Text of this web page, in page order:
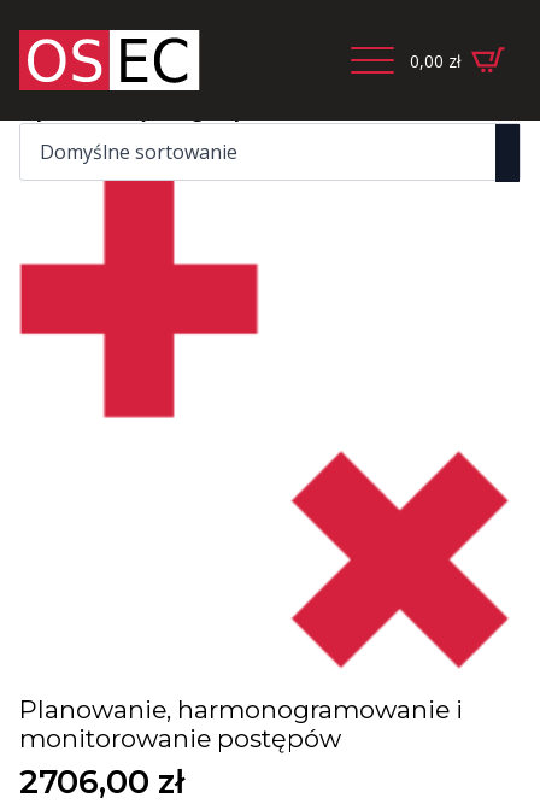
0,00 zł
Planowanie, harmonogramowanie i
monitorowanie postępów
2706,00 zł